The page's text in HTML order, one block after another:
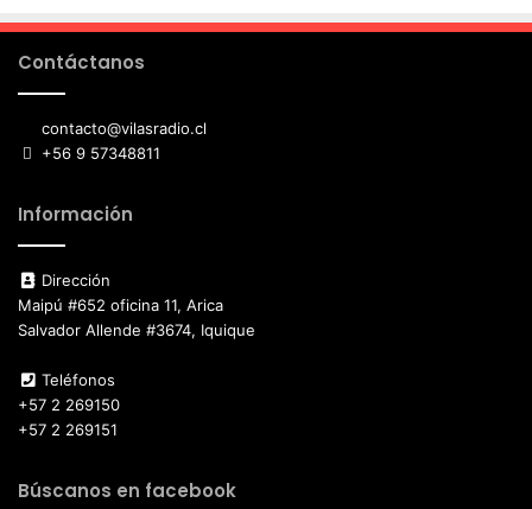
Contáctanos
contacto@vilasradio.cl
+56 9 57348811
Información
Dirección
Maipú #652 oficina 11, Arica
Salvador Allende #3674, Iquique
Teléfonos
+57 2 269150
+57 2 269151
Búscanos en facebook